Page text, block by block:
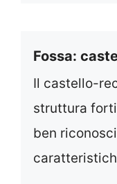
Fossa:
Il castello-
struttura
ben